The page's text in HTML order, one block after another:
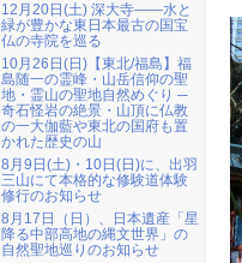
12月20日(土) 深大寺――水と
緑が豊かな東日本最古の国宝
仏の寺院を巡る
10月26日(日)【東北/福島】福
島随一の霊峰・山岳信仰の聖
地・霊山の聖地自然めぐり ─
奇石怪岩の絶景・山頂に仏教
の一大伽藍や東北の国府も置
かれた歴史の山
8月9日(土)・10日(日)に、出羽
三山にて本格的な修験道体験
修行のお知らせ
8月17日（日）、日本遺産「星
降る中部高地の縄文世界」の
自然聖地巡りのお知らせ